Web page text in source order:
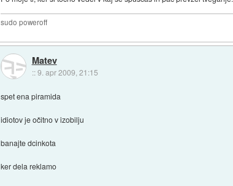
sudo poweroff
Matev
::9. apr 2009, 21:15
spet ena piramida
idiotov je očitno v izobilju
banajte dcinkota
ker dela reklamo